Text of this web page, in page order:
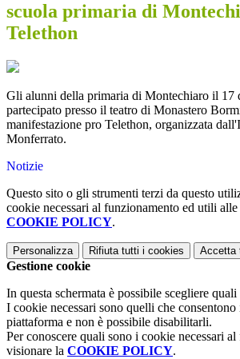
scuola primaria di
Telethon
Gli alunni della primaria di Montechiaro il 17
partecipato presso il teatro di Monastero
manifestazione pro Telethon, organizzata
Monferrato.
Notizie
Questo sito o gli strumenti terzi da questo
cookie necessari al funzionamento ed utili
COOKIE POLICY.
Personalizza Rifiuta tutti i cookies Accetta
Gestione cookie
In questa schermata è possibile scegliere
I cookie necessari sono quelli che
piattaforma e non è possibile disabilitarli.
Per conoscere quali sono i cookie necessari
visionare la COOKIE POLICY.